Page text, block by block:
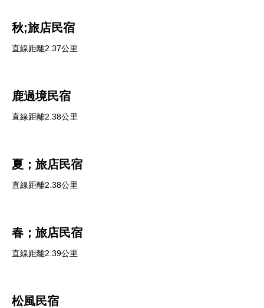
秋;旅店民宿
直線距離2.37公里
鹿過境民宿
直線距離2.38公里
夏；旅店民宿
直線距離2.38公里
春；旅店民宿
直線距離2.39公里
松風民宿